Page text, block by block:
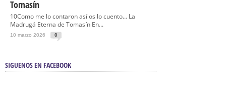
Tomasín
10Como me lo contaron así os lo cuento… La
Madrugá Eterna de Tomasín En...
10 marzo 2026 0
SÍGUENOS EN FACEBOOK